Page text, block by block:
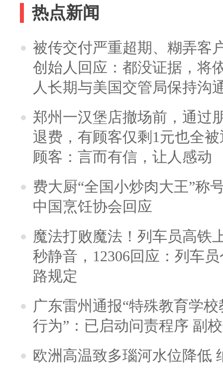
热点新闻
被传交付严重超期、糊弄客
创始人回应：都没证据，将
人长期与美国交管局保持沟
郑州一汉堡店撤场前，通过
退费，有顾客仅剩1元也全
顾客：言而有信，让人感动
费大厨“全国小炒肉大王”称
中国烹饪协会回应
魔法打败魔法！列车员高铁
秒静音，12306回应：列车
路规定
广东雷州通报“特殊教育学
行为”：已启动问责程序 副
欧洲高温致多瑙河水位降低